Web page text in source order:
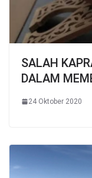
SALAH
DALAM
24 Oktober 2020